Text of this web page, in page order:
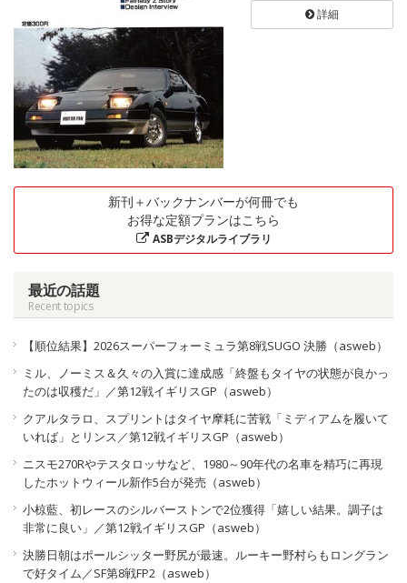
詳細
新刊＋バックナンバーが何冊でも
お得な定額プランはこちら
ASBデジタルライブラリ
最近の話題
Recent topics
【順位結果】2026スーパーフォーミュラ第8戦SUGO 決勝（asweb）
ミル、ノーミス＆久々の入賞に達成感「終盤もタイヤの状態が良かっ
たのは収穫だ」／第12戦イギリスGP（asweb）
クアルタラロ、スプリントはタイヤ摩耗に苦戦「ミディアムを履いて
いれば」とリンス／第12戦イギリスGP（asweb）
ニスモ270Rやテスタロッサなど、1980～90年代の名車を精巧に再現
したホットウィール新作5台が発売（asweb）
小椋藍、初レースのシルバーストンで2位獲得「嬉しい結果。調子は
非常に良い」／第12戦イギリスGP（asweb）
決勝日朝はポールシッター野尻が最速。ルーキー野村らもロングラン
で好タイム／SF第8戦FP2（asweb）